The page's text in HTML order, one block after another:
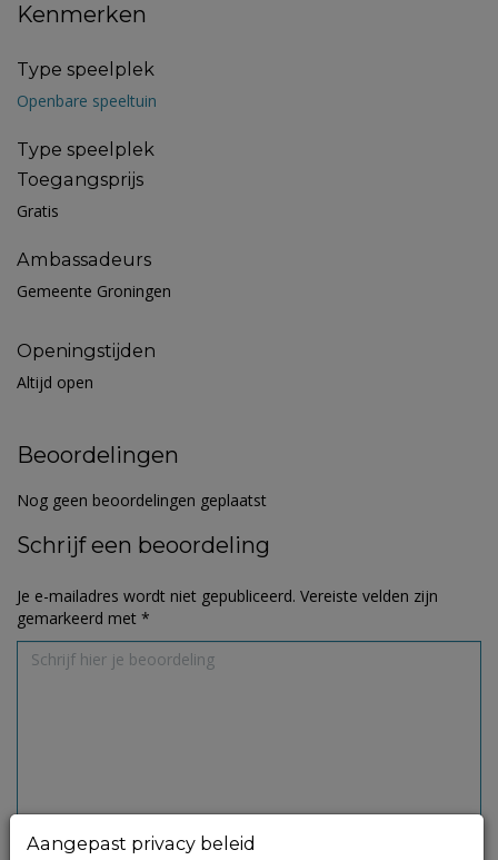
Kenmerken
Type speelplek
Openbare speeltuin
Type speelplek
Toegangsprijs
Gratis
Ambassadeurs
Gemeente Groningen
Openingstijden
Altijd open
Beoordelingen
Nog geen beoordelingen geplaatst
Schrijf een beoordeling
Je e-mailadres wordt niet gepubliceerd. Vereiste velden zijn
gemarkeerd met *
Aangepast privacy beleid